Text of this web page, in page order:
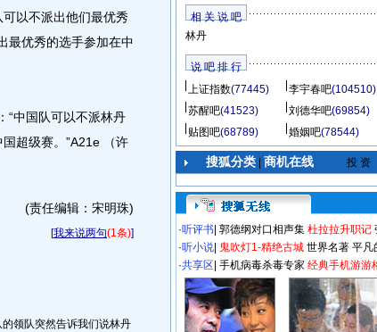
可以不派出他们最优秀
最优秀的选手参加在中
中国队可以不派林丹
超级赛。”A21e （许
(责任编辑：宋明珠)
[我来说两句(1条)]
领队突然告诉我们说林丹
相 关 说 吧
林丹
说 吧 排 行
上证指数(77445) 李宇春吧(104510)
苏醒吧(41523) 刘德华吧(69854)
贴图吧(68789) 婚姻吧(78544)
搜狐分类| 商机在线 投 资
·听评书 郭德纲对口相声集 杜拉拉升职记
·听小说 鬼吹灯1-精绝古城 世界名著 平凡
·共享区 手机病毒杀毒专家 经典手机游游